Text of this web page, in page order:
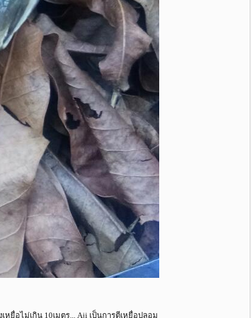
ยื่อไม่เกิน 10เมตร... Aji เป็นการตีเหยื่อปลอม